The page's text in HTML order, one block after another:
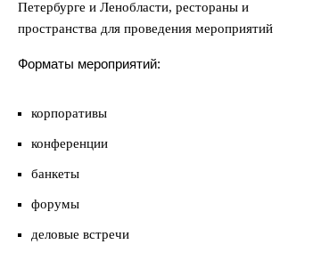
Форматы мероприятий:
корпоративы
конференции
банкеты
форумы
деловые встречи